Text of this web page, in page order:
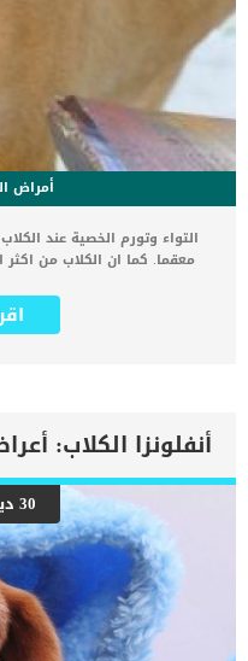
أمراض
التواء وتورم الخصية عند
معقما. كما ان الكلاب من اكثر
الى تفسير اما الألتواء,
(الخصيتين) على النسيج
الأنبوب الذي يقع في
الحيوانات المنوية. اضف الى
كيس الصفن بواسطة حزمة
الدم من وإلى كيس الصفن.
تمنع تدفق الدم عبر الانسجة
من كونه اصابة تسب بألم شديد
كامل. ترتبط هذه الحالة
المقال. اقرا ايضا: عملية
كما سنقدم
30 ديسمبر 2017